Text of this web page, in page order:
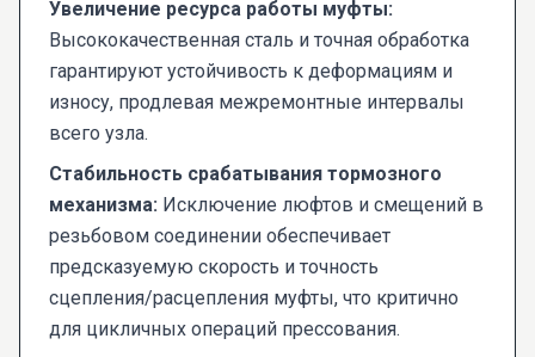
Увеличение ресурса работы муфты:
Высококачественная сталь и точная обработка
гарантируют устойчивость к деформациям и
износу, продлевая межремонтные интервалы
всего узла.
Стабильность срабатывания тормозного
механизма: Исключение люфтов и смещений в
резьбовом соединении обеспечивает
предсказуемую скорость и точность
сцепления/расцепления муфты, что критично
для цикличных операций прессования.